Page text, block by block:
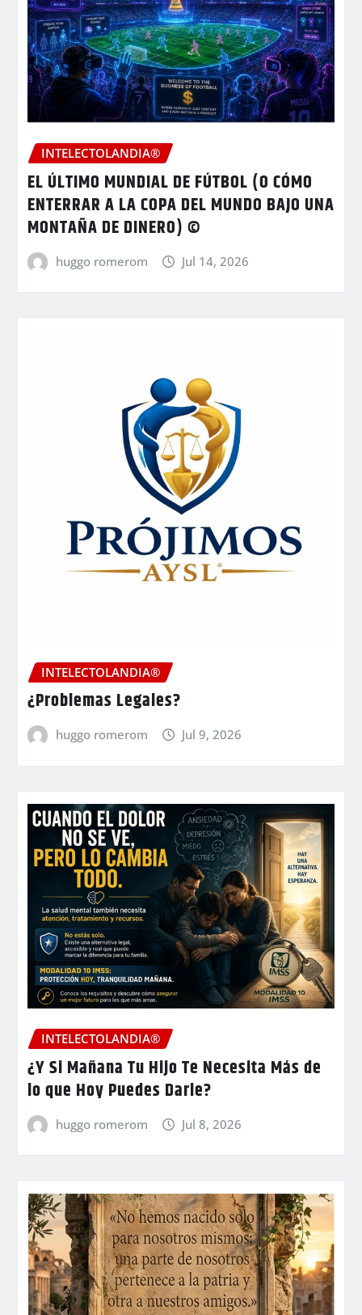
INTELECTOLANDIA®
EL ÚLTIMO MUNDIAL DE FÚTBOL (O CÓMO
ENTERRAR A LA COPA DEL MUNDO BAJO UNA
MONTAÑA DE DINERO) ©
huggo romerom Jul 14, 2026
INTELECTOLANDIA®
¿Problemas Legales?
huggo romerom Jul 9, 2026
INTELECTOLANDIA®
¿Y Si Mañana Tu Hijo Te Necesita Más de
lo que Hoy Puedes Darle?
huggo romerom Jul 8, 2026